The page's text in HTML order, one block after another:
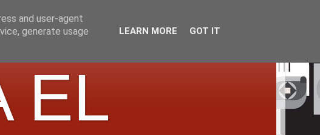
EL
and user-agent
generate usage
LEARN MORE GOT IT